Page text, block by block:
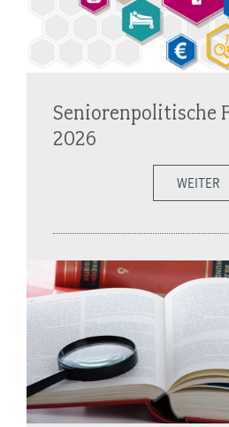
Seniorenpolitische
2026
WEITER